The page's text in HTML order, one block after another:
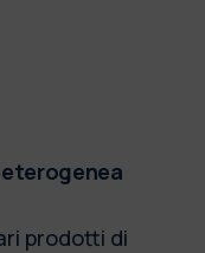
prodotti di